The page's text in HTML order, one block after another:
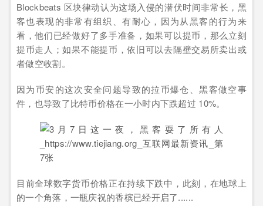
Blockbeats 区块律动认为这场入侵的潜伏时间非常长，黑
客也表现的非常有组织、有耐心，因为从黑客的行为来
看，他们已经做好了多手准备，如果可以提币，那么立刻
提币走人；如果不能提币，依旧可以去隔壁交易所卖出或
者做空收割。
因为币安的这次安全问题导致的拉币爆仓、黑客做空事
件，也导致了比特币价格在一小时内下跌超过 10%。
目前全球数字货币价格正在持续下跌中，此刻，在地球上
的一个角落，一瓶庆祝的香槟已经开启了......